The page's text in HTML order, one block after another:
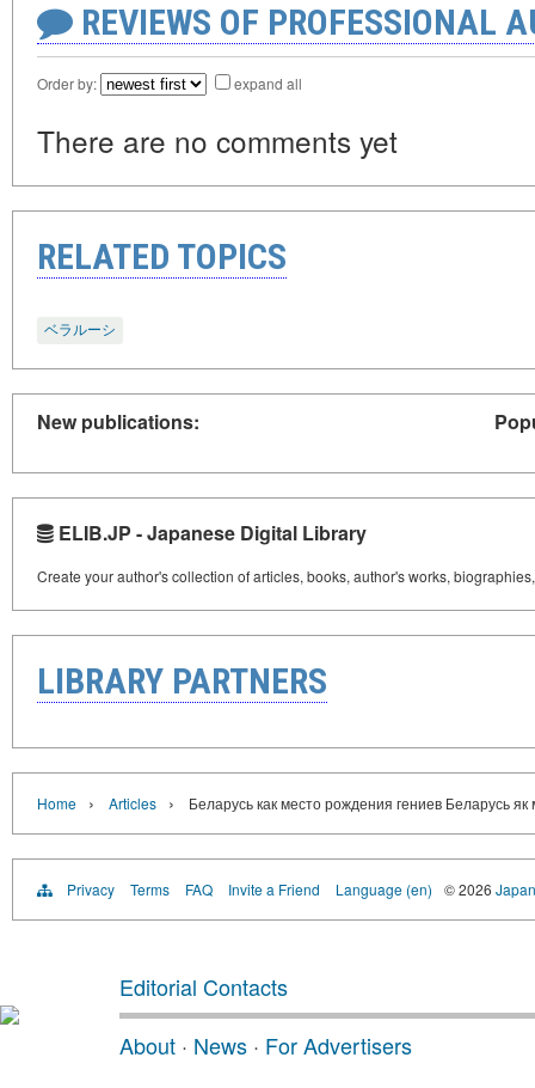
REVIEWS OF PROFESSIONAL
Order by: expand all
There are no comments yet
RELATED TOPICS
ベラルーシ
New publications:
ELIB.JP - Japanese Digital Library
Create your author's collection of articles, books, author's works,
LIBRARY PARTNERS
Home › Articles › Беларусь как место рождения гениев Беларусь як
Privacy Terms FAQ Invite a Friend Language (en) © 2026
Editorial Contacts
About · News · For Advertisers